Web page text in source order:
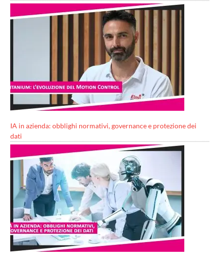
IA in azienda: obblighi normativi, governance e protezione dei
dati